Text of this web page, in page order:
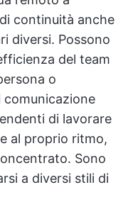
continuità anche
diversi. Possono
del team
o
di lavorare
al proprio ritmo,
Sono
a diversi stili di